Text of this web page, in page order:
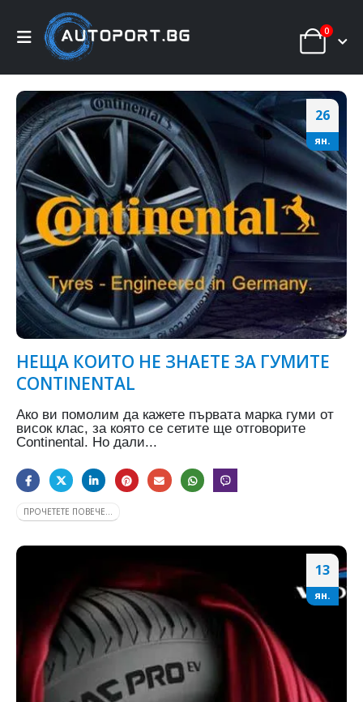
0
26
ян.
НЕЩА КОИТО НЕ ЗНАЕТЕ ЗА ГУМИТЕ
CONTINENTAL
Ако ви помолим да кажете първата марка гуми от
висок клас, за която се сетите ще отговорите
Continental. Но дали...
ПРОЧЕТЕТЕ ПОВЕЧЕ...
13
ян.